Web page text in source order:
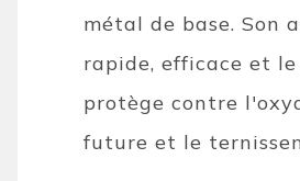
métal de base. Son
rapide, efficace et
protège contre
future et le